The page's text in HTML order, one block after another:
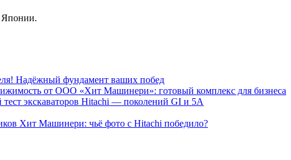
Японии.
Надёжный фундамент ваших побед
от ООО «Хит Машинери»: готовый комплекс для бизнеса
экскаваторов Hitachi — поколений GI и 5A
Хит Машинери: чьё фото с Hitachi победило?